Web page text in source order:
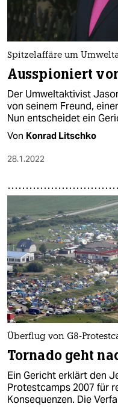
epaper login
Spitzelaffäre um
Ausspioniert
Der Umweltaktivist
von seinem Freund,
Nun entscheidet ein
Von Konrad Litschko
28.1.2022
Überflug von G8-
Tornado geht
Ein Gericht erklärt den
Protestcamps 2007 für
Konsequenzen. Die